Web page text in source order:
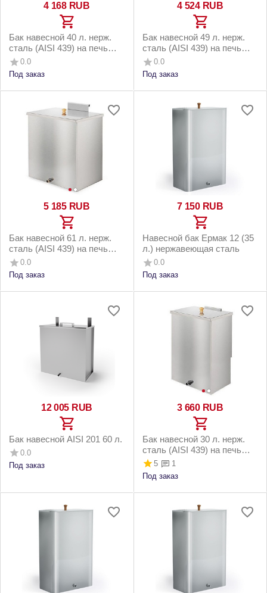
4 168 RUB
Бак навесной 40 л. нерж.
сталь (AISI 439) на печь
Везувий Сенсация 22 Аква
0.0
Под заказ
4 524 RUB
Бак навесной 49 л. нерж.
сталь (AISI 439) на печь
Везувий Русичъ 16 Аква
0.0
Под заказ
5 185 RUB
Бак навесной 61 л. нерж.
сталь (AISI 439) на печь
Везувий Русичъ 22 Аква
0.0
Под заказ
7 150 RUB
Навесной бак Ермак 12 (35
л.) нержавеющая сталь
0.0
Под заказ
12 005 RUB
Бак навесной AISI 201 60 л.
0.0
Под заказ
3 660 RUB
Бак навесной 30 л. нерж.
сталь (AISI 439) на печь
Везувий Сенсация 16 Аква
5
1
Под заказ